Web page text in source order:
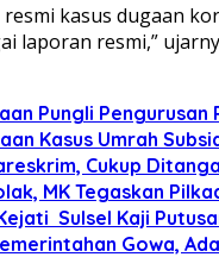
kasus dugaan
laporan resmi,”
Pungli
Kasus Umrah
Cukup
MK Tegaskan
Sulsel Kaji
Gowa,